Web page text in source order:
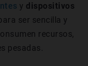
y dispositivos
ser sencilla y
recursos,
pesadas.